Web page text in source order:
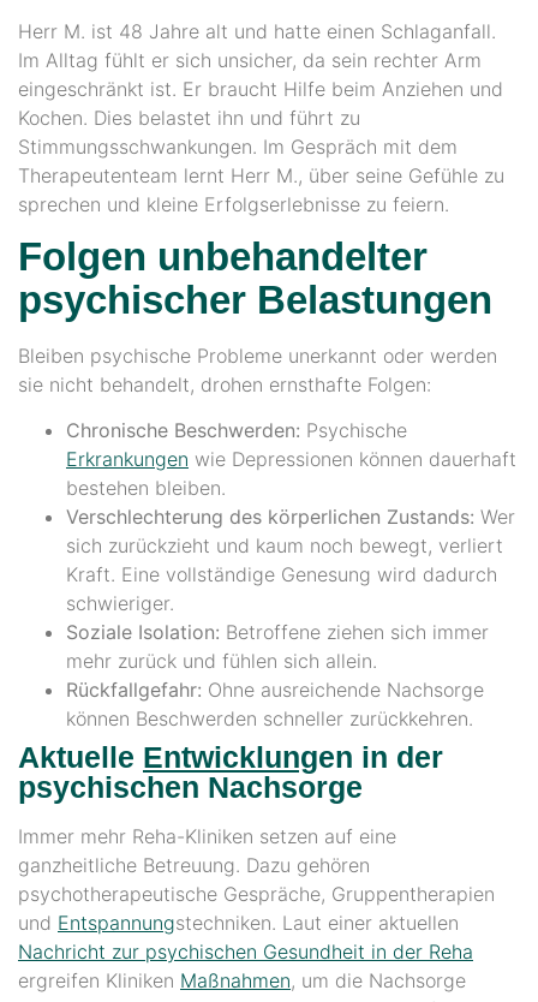
Herr M. ist 48 Jahre alt und hatte einen Schlaganfall.
Im Alltag fühlt er sich unsicher, da sein rechter Arm
eingeschränkt ist. Er braucht Hilfe beim Anziehen und
Kochen. Dies belastet ihn und führt zu
Stimmungsschwankungen. Im Gespräch mit dem
Therapeutenteam lernt Herr M., über seine Gefühle zu
sprechen und kleine Erfolgserlebnisse zu feiern.
Folgen unbehandelter
psychischer Belastungen
Bleiben psychische Probleme unerkannt oder werden
sie nicht behandelt, drohen ernsthafte Folgen:
Chronische Beschwerden: Psychische
Erkrankungen wie Depressionen können dauerhaft
bestehen bleiben.
Verschlechterung des körperlichen Zustands: Wer
sich zurückzieht und kaum noch bewegt, verliert
Kraft. Eine vollständige Genesung wird dadurch
schwieriger.
Soziale Isolation: Betroffene ziehen sich immer
mehr zurück und fühlen sich allein.
Rückfallgefahr: Ohne ausreichende Nachsorge
können Beschwerden schneller zurückkehren.
Aktuelle Entwicklungen in der
psychischen Nachsorge
Immer mehr Reha-Kliniken setzen auf eine
ganzheitliche Betreuung. Dazu gehören
psychotherapeutische Gespräche, Gruppentherapien
und Entspannungstechniken. Laut einer aktuellen
Nachricht zur psychischen Gesundheit in der Reha
ergreifen Kliniken Maßnahmen, um die Nachsorge